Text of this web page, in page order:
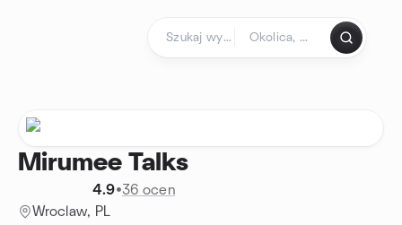
Mirumee Talks
4.9•36 ocen
Wroclaw, PL